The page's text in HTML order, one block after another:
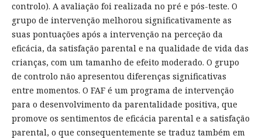
controlo). A avaliação foi realizada no pré e pós-teste. O
grupo de intervenção melhorou significativamente as
suas pontuações após a intervenção na perceção da
eficácia, da satisfação parental e na qualidade de vida das
crianças, com um tamanho de efeito moderado. O grupo
de controlo não apresentou diferenças significativas
entre momentos. O FAF é um programa de intervenção
para o desenvolvimento da parentalidade positiva, que
promove os sentimentos de eficácia parental e a satisfação
parental, o que consequentemente se traduz também em